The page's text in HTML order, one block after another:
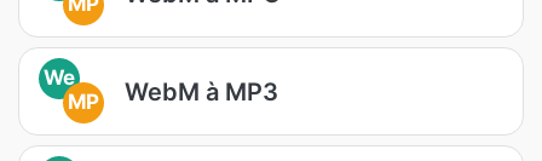
We
MP
WebM à MP3